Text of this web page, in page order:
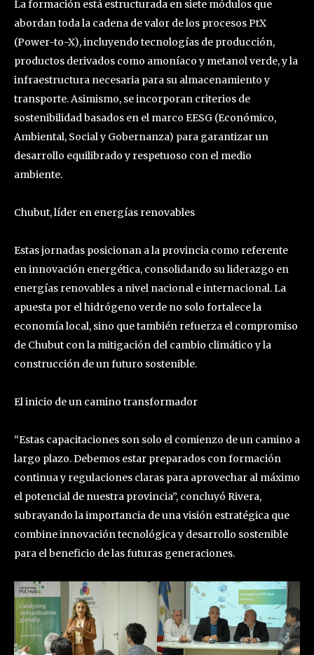
La formación está estructurada en siete módulos que
abordan toda la cadena de valor de los procesos PtX
(Power-to-X), incluyendo tecnologías de producción,
productos derivados como amoníaco y metanol verde, y la
infraestructura necesaria para su almacenamiento y
transporte. Asimismo, se incorporan criterios de
sostenibilidad basados en el marco EESG (Económico,
Ambiental, Social y Gobernanza) para garantizar un
desarrollo equilibrado y respetuoso con el medio
ambiente.
Chubut, líder en energías renovables
Estas jornadas posicionan a la provincia como referente
en innovación energética, consolidando su liderazgo en
energías renovables a nivel nacional e internacional. La
apuesta por el hidrógeno verde no solo fortalece la
economía local, sino que también refuerza el compromiso
de Chubut con la mitigación del cambio climático y la
construcción de un futuro sostenible.
El inicio de un camino transformador
“Estas capacitaciones son solo el comienzo de un camino a
largo plazo. Debemos estar preparados con formación
continua y regulaciones claras para aprovechar al máximo
el potencial de nuestra provincia”, concluyó Rivera,
subrayando la importancia de una visión estratégica que
combine innovación tecnológica y desarrollo sostenible
para el beneficio de las futuras generaciones.